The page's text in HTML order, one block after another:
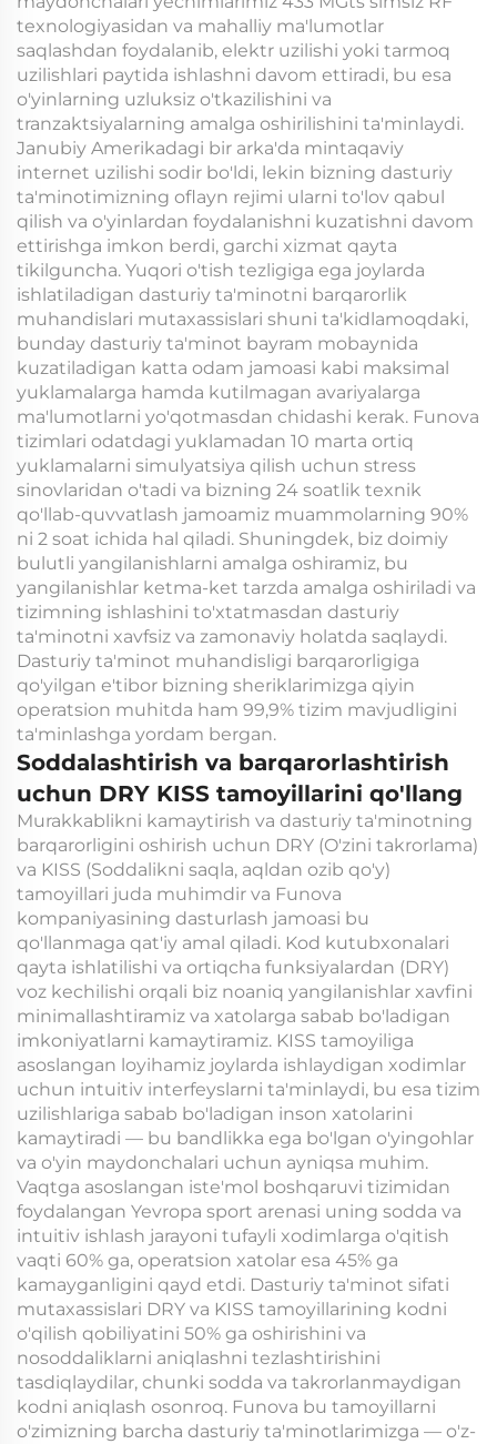
texnologiyasidan va mahalliy ma'lumotlar
saqlashdan foydalanib, elektr uzilishi yoki tarmoq
uzilishlari paytida ishlashni davom ettiradi, bu esa
o'yinlarning uzluksiz o'tkazilishini va
tranzaktsiyalarning amalga oshirilishini ta'minlaydi.
Janubiy Amerikadagi bir arka'da mintaqaviy
internet uzilishi sodir bo'ldi, lekin bizning dasturiy
ta'minotimizning oflayn rejimi ularni to'lov qabul
qilish va o'yinlardan foydalanishni kuzatishni davom
ettirishga imkon berdi, garchi xizmat qayta
tikilguncha. Yuqori o'tish tezligiga ega joylarda
ishlatiladigan dasturiy ta'minotni barqarorlik
muhandislari mutaxassislari shuni ta'kidlamoqdaki,
bunday dasturiy ta'minot bayram mobaynida
kuzatiladigan katta odam jamoasi kabi maksimal
yuklamalarga hamda kutilmagan avariyalarga
ma'lumotlarni yo'qotmasdan chidashi kerak. Funova
tizimlari odatdagi yuklamadan 10 marta ortiq
yuklamalarni simulyatsiya qilish uchun stress
sinovlaridan o'tadi va bizning 24 soatlik texnik
qo'llab-quvvatlash jamoamiz muammolarning 90%
ni 2 soat ichida hal qiladi. Shuningdek, biz doimiy
bulutli yangilanishlarni amalga oshiramiz, bu
yangilanishlar ketma-ket tarzda amalga oshiriladi va
tizimning ishlashini to'xtatmasdan dasturiy
ta'minotni xavfsiz va zamonaviy holatda saqlaydi.
Dasturiy ta'minot muhandisligi barqarorligiga
qo'yilgan e'tibor bizning sheriklarimizga qiyin
operatsion muhitda ham 99,9% tizim mavjudligini
ta'minlashga yordam bergan.
Soddalashtirish va barqarorlashtirish
uchun DRY KISS tamoyillarini qo'llang
Murakkablikni kamaytirish va dasturiy ta'minotning
barqarorligini oshirish uchun DRY (O'zini takrorlama)
va KISS (Soddalikni saqla, aqldan ozib qo'y)
tamoyillari juda muhimdir va Funova
kompaniyasining dasturlash jamoasi bu
qo'llanmaga qat'iy amal qiladi. Kod kutubxonalari
qayta ishlatilishi va ortiqcha funksiyalardan (DRY)
voz kechilishi orqali biz noaniq yangilanishlar xavfini
minimallashtiramiz va xatolarga sabab bo'ladigan
imkoniyatlarni kamaytiramiz. KISS tamoyiliga
asoslangan loyihamiz joylarda ishlaydigan xodimlar
uchun intuitiv interfeyslarni ta'minlaydi, bu esa tizim
uzilishlariga sabab bo'ladigan inson xatolarini
kamaytiradi — bu bandlikka ega bo'lgan o'yingohlar
va o'yin maydonchalari uchun ayniqsa muhim.
Vaqtga asoslangan iste'mol boshqaruvi tizimidan
foydalangan Yevropa sport arenasi uning sodda va
intuitiv ishlash jarayoni tufayli xodimlarga o'qitish
vaqti 60% ga, operatsion xatolar esa 45% ga
kamayganligini qayd etdi. Dasturiy ta'minot sifati
mutaxassislari DRY va KISS tamoyillarining kodni
o'qilish qobiliyatini 50% ga oshirishini va
nosoddaliklarni aniqlashni tezlashtirishini
tasdiqlaydilar, chunki sodda va takrorlanmaydigan
kodni aniqlash osonroq. Funova bu tamoyillarni
o'zimizning barcha dasturiy ta'minotlarimizga — o'z-